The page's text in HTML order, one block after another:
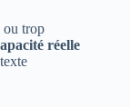
ou trop
réelle